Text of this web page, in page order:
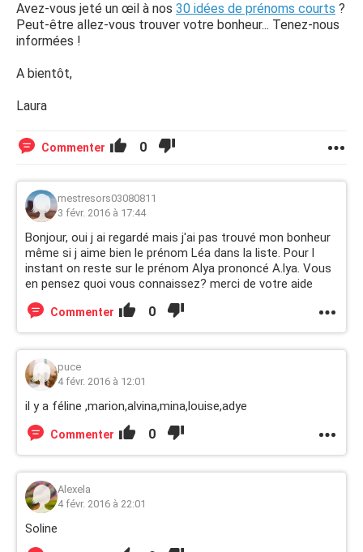
Avez-vous jeté un œil à nos 30 idées de prénoms courts ?
Peut-être allez-vous trouver votre bonheur... Tenez-nous
informées !
A bientôt,
Laura
Commenter 0
mestresors03080811
3 févr. 2016 à 17:44
Bonjour, oui j ai regardé mais j'ai pas trouvé mon bonheur
même si j aime bien le prénom Léa dans la liste. Pour l
instant on reste sur le prénom Alya prononcé A.lya. Vous
en pensez quoi vous connaissez? merci de votre aide
Commenter 0
puce
4 févr. 2016 à 12:01
il y a féline ,marion,alvina,mina,louise,adye
Commenter 0
Alexela
4 févr. 2016 à 22:01
Soline